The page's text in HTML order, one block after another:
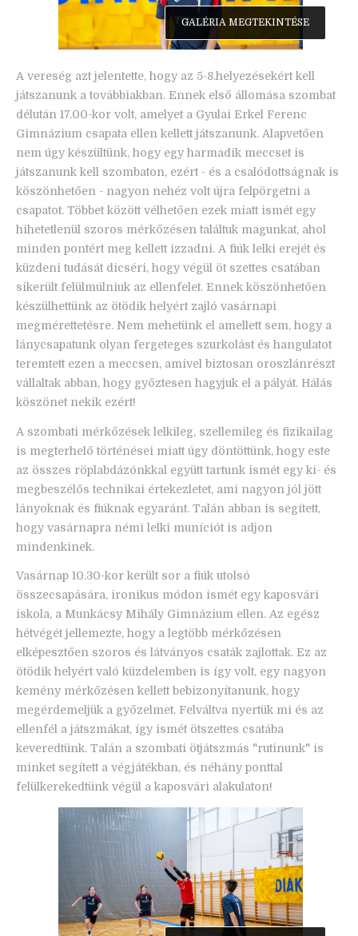
GALÉRIA MEGTEKINTÉSE
A vereség azt jelentette, hogy az 5-8.helyezésekért kell
játszanunk a továbbiakban. Ennek első állomása szombat
délután 17.00-kor volt, amelyet a Gyulai Erkel Ferenc
Gimnázium csapata ellen kellett játszanunk. Alapvetően
nem úgy készültünk, hogy egy harmadik meccset is
játszanunk kell szombaton, ezért - és a csalódottságnak is
köszönhetően - nagyon nehéz volt újra felpörgetni a
csapatot. Többet között vélhetően ezek miatt ismét egy
hihetetlenül szoros mérkőzésen találtuk magunkat, ahol
minden pontért meg kellett izzadni. A fiúk lelki erejét és
küzdeni tudását dicséri, hogy végül öt szettes csatában
sikerült felülmúlniuk az ellenfelet. Ennek köszönhetően
készülhettünk az ötödik helyért zajló vasárnapi
megmérettetésre. Nem mehetünk el amellett sem, hogy a
lánycsapatunk olyan fergeteges szurkolást és hangulatot
teremtett ezen a meccsen, amivel biztosan oroszlánrészt
vállaltak abban, hogy győztesen hagyjuk el a pályát. Hálás
köszönet nekik ezért!
A szombati mérkőzések lelkileg, szellemileg és fizikailag
is megterhelő történései miatt úgy döntöttünk, hogy este
az összes röplabdázónkkal együtt tartunk ismét egy ki- és
megbeszélős technikai értekezletet, ami nagyon jól jött
lányoknak és fiúknak egyaránt. Talán abban is segített,
hogy vasárnapra némi lelki muníciót is adjon
mindenkinek.
Vasárnap 10.30-kor került sor a fiúk utolsó
összecsapására, ironikus módon ismét egy kaposvári
iskola, a Munkácsy Mihály Gimnázium ellen. Az egész
hétvégét jellemezte, hogy a legtöbb mérkőzésen
elképesztően szoros és látványos csaták zajlottak. Ez az
ötödik helyért való küzdelemben is így volt, egy nagyon
kemény mérkőzésen kellett bebizonyítanunk, hogy
megérdemeljük a győzelmet. Felváltva nyertük mi és az
ellenfél a játszmákat, így ismét ötszettes csatába
keveredtünk. Talán a szombati ötjátszmás "rutinunk" is
minket segített a végjátékban, és néhány ponttal
felülkerekedtünk végül a kaposvári alakulaton!